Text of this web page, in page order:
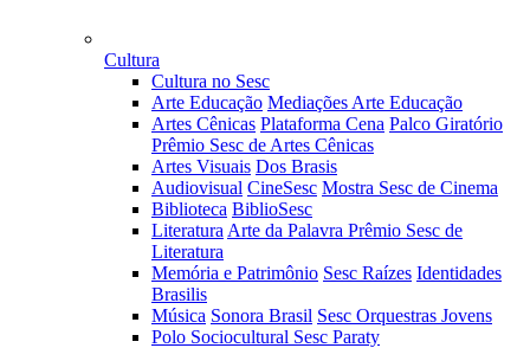
Cultura
Cultura no Sesc
Arte Educação Mediações Arte Educação
Artes Cênicas Plataforma Cena Palco Giratório
Prêmio Sesc de Artes Cênicas
Artes Visuais Dos Brasis
Audiovisual CineSesc Mostra Sesc de Cinema
Biblioteca BiblioSesc
Literatura Arte da Palavra Prêmio Sesc de
Literatura
Memória e Patrimônio Sesc Raízes Identidades
Brasilis
Música Sonora Brasil Sesc Orquestras Jovens
Polo Sociocultural Sesc Paraty